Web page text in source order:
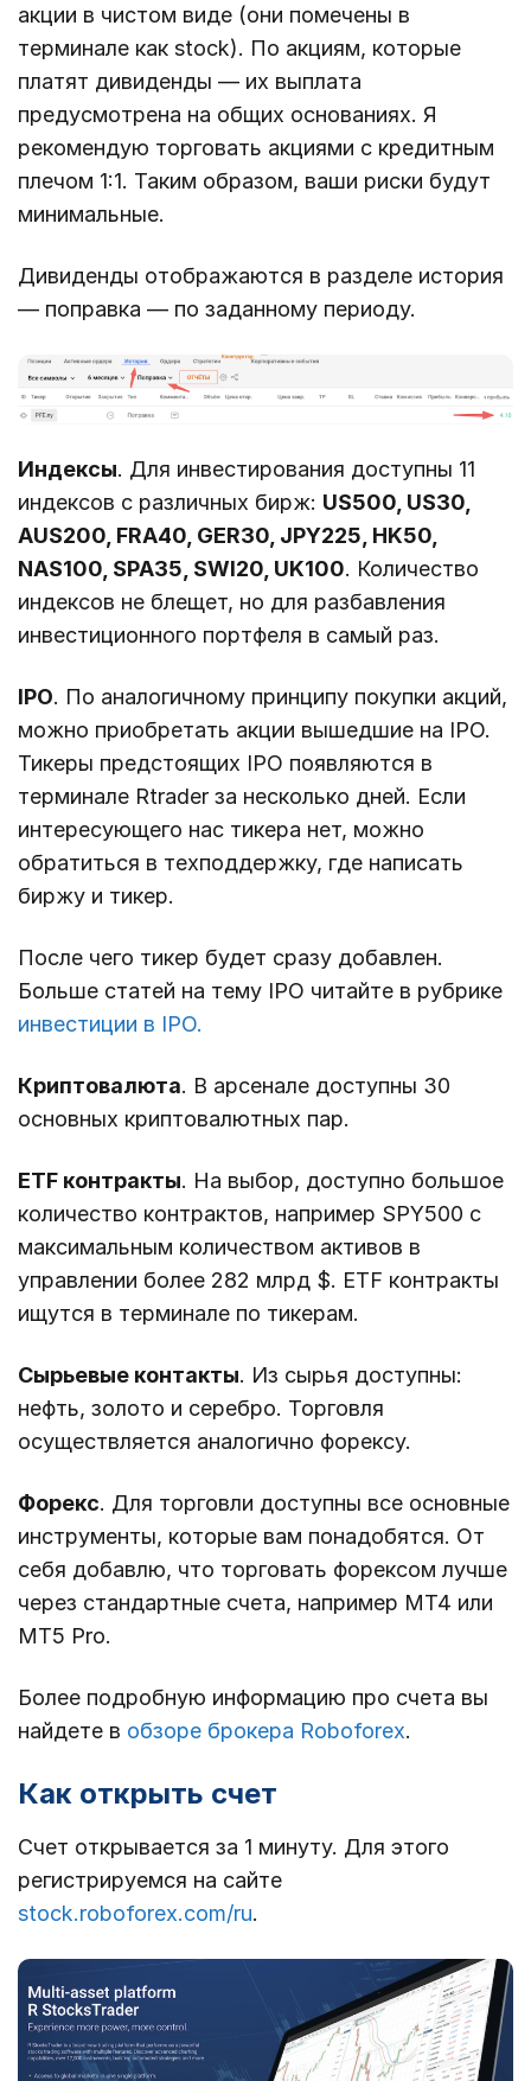
акции в чистом виде (они помечены в
терминале как stock). По акциям, которые
платят дивиденды — их выплата
предусмотрена на общих основаниях. Я
рекомендую торговать акциями с кредитным
плечом 1:1. Таким образом, ваши риски будут
минимальные.
Дивиденды отображаются в разделе история
— поправка — по заданному периоду.
Индексы. Для инвестирования доступны 11
индексов с различных бирж: US500, US30,
AUS200, FRA40, GER30, JPY225, HK50,
NAS100, SPA35, SWI20, UK100. Количество
индексов не блещет, но для разбавления
инвестиционного портфеля в самый раз.
IPO. По аналогичному принципу покупки акций,
можно приобретать акции вышедшие на IPO.
Тикеры предстоящих IPO появляются в
терминале Rtrader за несколько дней. Если
интересующего нас тикера нет, можно
обратиться в техподдержку, где написать
биржу и тикер.
После чего тикер будет сразу добавлен.
Больше статей на тему IPO читайте в рубрике
инвестиции в IPO.
Криптовалюта. В арсенале доступны 30
основных криптовалютных пар.
ETF контракты. На выбор, доступно большое
количество контрактов, например SPY500 с
максимальным количеством активов в
управлении более 282 млрд $. ETF контракты
ищутся в терминале по тикерам.
Сырьевые контакты. Из сырья доступны:
нефть, золото и серебро. Торговля
осуществляется аналогично форексу.
Форекс. Для торговли доступны все основные
инструменты, которые вам понадобятся. От
себя добавлю, что торговать форексом лучше
через стандартные счета, например MT4 или
MT5 Pro.
Более подробную информацию про счета вы
найдете в обзоре брокера Roboforex.
Как открыть счет
Счет открывается за 1 минуту. Для этого
регистрируемся на сайте
stock.roboforex.com/ru.